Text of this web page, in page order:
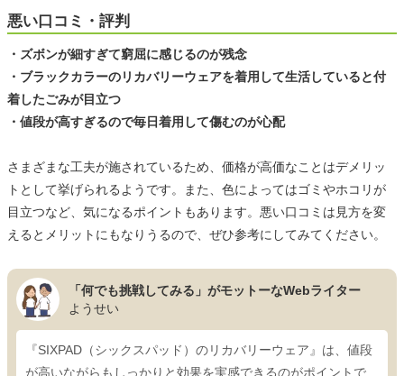
悪い口コミ・評判
・ズボンが細すぎて窮屈に感じるのが残念
・ブラックカラーのリカバリーウェアを着用して生活していると付
着したごみが目立つ
・値段が高すぎるので毎日着用して傷むのが心配
さまざまな工夫が施されているため、価格が高価なことはデメリッ
トとして挙げられるようです。また、色によってはゴミやホコリが
目立つなど、気になるポイントもあります。悪い口コミは見方を変
えるとメリットにもなりうるので、ぜひ参考にしてみてください。
「何でも挑戦してみる」がモットーなWebライター
ようせい
『SIXPAD（シックスパッド）のリカバリーウェア』は、値段
が高いながらもしっかりと効果を実感できるのがポイントで